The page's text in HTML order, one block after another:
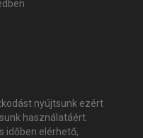
nyújtsunk ezért
használatáért.
időben elérhető,